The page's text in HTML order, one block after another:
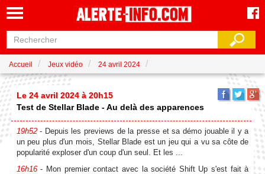
Accueil Jeux vidéo 24 avril 2024
Le 24 avril 2024 à 20h15
Test de Stellar Blade - Au delà des apparences
19h52- Depuis les previews de la presse et sa démo jouable il y a
un peu plus d'un mois, Stellar Blade est un jeu qui a vu sa côte de
popularité exploser d'un coup d'un seul. Et les ...
16h16- Mon premier contact avec la société Shift Up s'est fait à